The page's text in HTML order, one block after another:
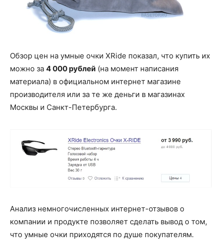
Обзор цен на умные очки XRide показал, что купить их
можно за 4 000 рублей (на момент написания
материала) в официальном интернет магазине
производителя или за те же деньги в магазинах
Москвы и Санкт-Петербурга.
Анализ немногочисленных интернет-отзывов о
компании и продукте позволяет сделать вывод о том,
что умные очки приходятся по душе покупателям.